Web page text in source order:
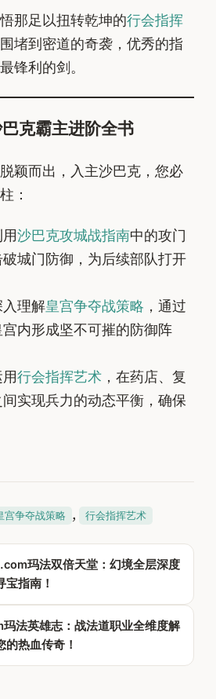
那足以扭转乾坤的行会指挥
堵到密道的奇袭，优秀的指
锋利的剑。
克霸主进阶全书
颖而出，入主沙巴克，您必
：
沙巴克攻城战指南中的攻门
城门防御，为后续部队打开
入理解皇宫争夺战策略 ，通过
内形成坚不可摧的防御阵
用行会指挥艺术 ，在药店、复
实现兵力的动态平衡，确保
宫争夺战策略 , 行会指挥艺术
玛法双倍天堂：幻境全层深度
指南！
法英雄志：战法道职业全维度解
热血传奇！